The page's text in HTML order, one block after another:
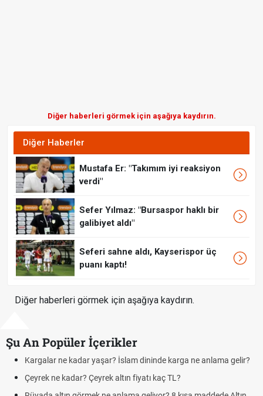
Diğer haberleri görmek için aşağıya kaydırın.
Diğer Haberler
Mustafa Er: "Takımım iyi reaksiyon
verdi"
Sefer Yılmaz: "Bursaspor haklı bir
galibiyet aldı"
Seferi sahne aldı, Kayserispor üç
puanı kaptı!
Diğer haberleri görmek için aşağıya kaydırın.
Şu An Popüler İçerikler
ne kadar yaşar? İslam dininde karga ne anlama gelir?
ne kadar? Çeyrek altın fiyatı kaç TL?
Futbolda